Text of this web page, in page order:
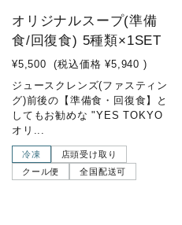
オリジナルスープ(準備
食/回復食) 5種類×1SET
¥5,500 (税込価格 ¥5,940 )
ジュースクレンズ(ファスティン
グ)前後の【準備食・回復食】と
してもお勧めな "YES TOKYO
オリ...
冷凍
店頭受け取り
クール便
全国配送可